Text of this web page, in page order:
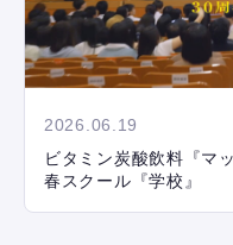
2026.06.19
ビタミン炭酸飲料『マ
春スクール『学校』